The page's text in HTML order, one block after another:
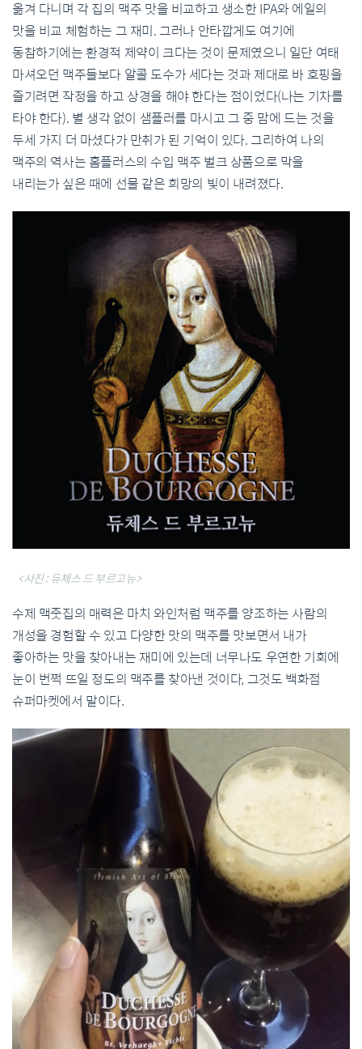
옮겨 다니며 각 집의 맥주 맛을 비교하고 생소한 IPA와 에일의
맛을 비교 체험하는 그 재미. 그러나 안타깝게도 여기에
동참하기에는 환경적 제약이 크다는 것이 문제였으니 일단 여태
마셔오던 맥주들보다 알콜 도수가 세다는 것과 제대로 바 호핑을
즐기려면 작정을 하고 상경을 해야 한다는 점이었다(나는 기차를
타야 한다). 별 생각 없이 샘플러를 마시고 그 중 맘에 드는 것을
두세 가지 더 마셨다가 만취가 된 기억이 있다. 그리하여 나의
맥주의 역사는 홈플러스의 수입 맥주 벌크 상품으로 막을
내리는가 싶은 때에 선물 같은 희망의 빛이 내려졌다.
<사진 : 듀체스 드 부르고뉴>
수제 맥줏집의 매력은 마치 와인처럼 맥주를 양조하는 사람의
개성을 경험할 수 있고 다양한 맛의 맥주를 맛보면서 내가
좋아하는 맛을 찾아내는 재미에 있는데 너무나도 우연한 기회에
눈이 번쩍 뜨일 정도의 맥주를 찾아낸 것이다, 그것도 백화점
슈퍼마켓에서 말이다.